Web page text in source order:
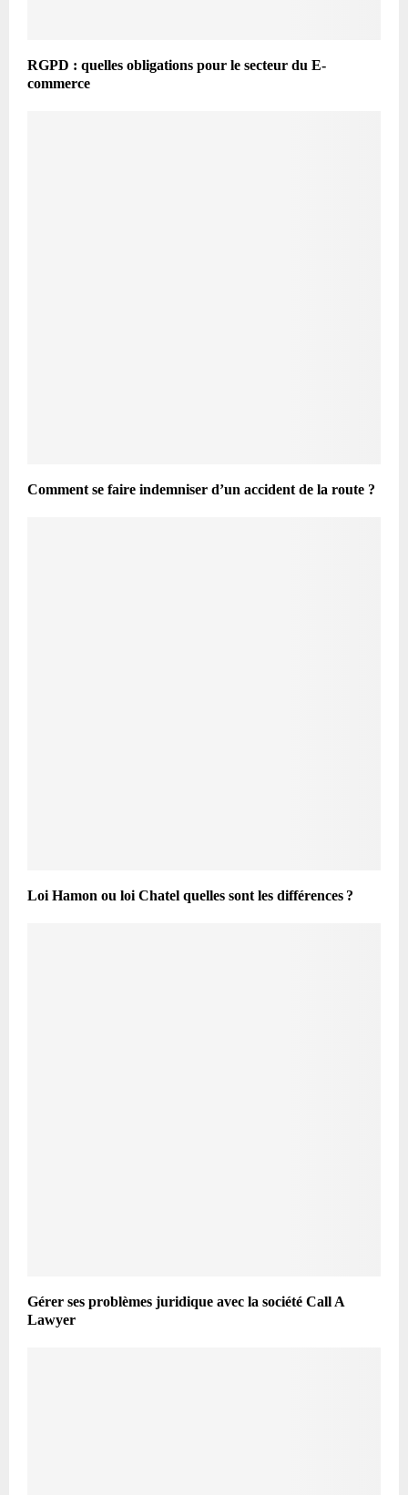
RGPD : quelles obligations pour le secteur du E-
commerce
Comment se faire indemniser d’un accident de la route ?
Loi Hamon ou loi Chatel quelles sont les différences ?
Gérer ses problèmes juridique avec la société Call A
Lawyer